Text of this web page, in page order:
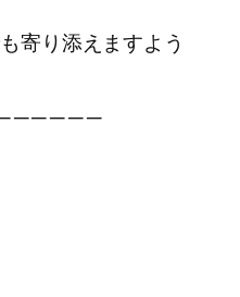
寄り添えますよう
─ ─ ─ ─ ─